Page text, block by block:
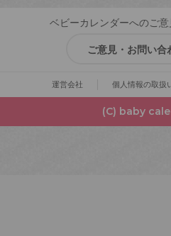
ベビーカレンダーへのご
ご意見・お問い合
運営会社 個人情報の取扱
(C) baby